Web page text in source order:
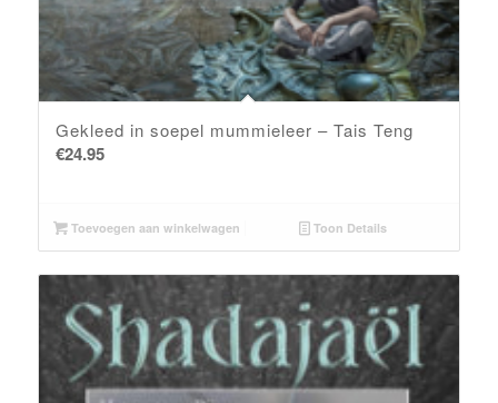
Gekleed in soepel mummieleer – Tais Teng
€24.95
Toevoegen aan winkelwagen Toon Details